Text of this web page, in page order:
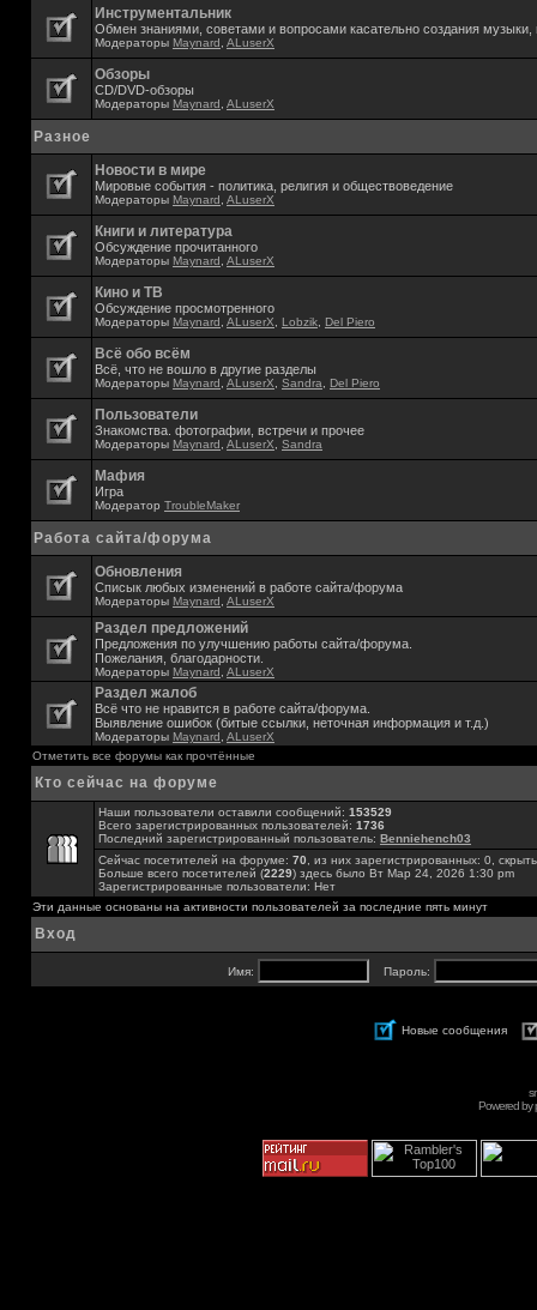
Инструментальник
Обмен знаниями, советами и вопросами касательно создания музыки,
Модераторы Maynard ALuserX
Обзоры
CD/DVD-обзоры
Модераторы Maynard ALuserX
Разное
Новости в мире
Мировые события - политика, религия и обществоведение
Модераторы Maynard ALuserX
Книги и литература
Обсуждение прочитанного
Модераторы Maynard ALuserX
Кино и ТВ
Обсуждение просмотренного
Модераторы Maynard ALuserX Lobzik Del Piero
Всё обо всём
Всё, что не вошло в другие разделы
Модераторы Maynard ALuserX Sandra Del Piero
Пользователи
Знакомства. фотографии, встречи и прочее
Модераторы Maynard ALuserX Sandra
Мафия
Игра
Модератор TroubleMaker
Работа сайта/форума
Обновления
Списык любых изменений в работе сайта/форума
Модераторы Maynard ALuserX
Раздел предложений
Предложения по улучшению работы сайта/форума.
Пожелания, благодарности.
Модераторы Maynard ALuserX
Раздел жалоб
Всё что не нравится в работе сайта/форума.
Выявление ошибок (битые ссылки, неточная информация и т.д.)
Модераторы Maynard ALuserX
Отметить все форумы как прочтённые
Кто сейчас на форуме
Наши пользователи оставили сообщений: 153529
Всего зарегистрированных пользователей: 1736
Последний зарегистрированный пользователь: Benniehench03
Сейчас посетителей на форуме: 70 , из них зарегистрированных: 0,
Больше всего посетителей (2229) здесь было Вт Мар 24, 2026 1:30 pm
Зарегистрированные пользователи: Нет
Эти данные основаны на активности пользователей за последние пять минут
Вход
Имя: Пароль:
Новые сообщения
Powered by